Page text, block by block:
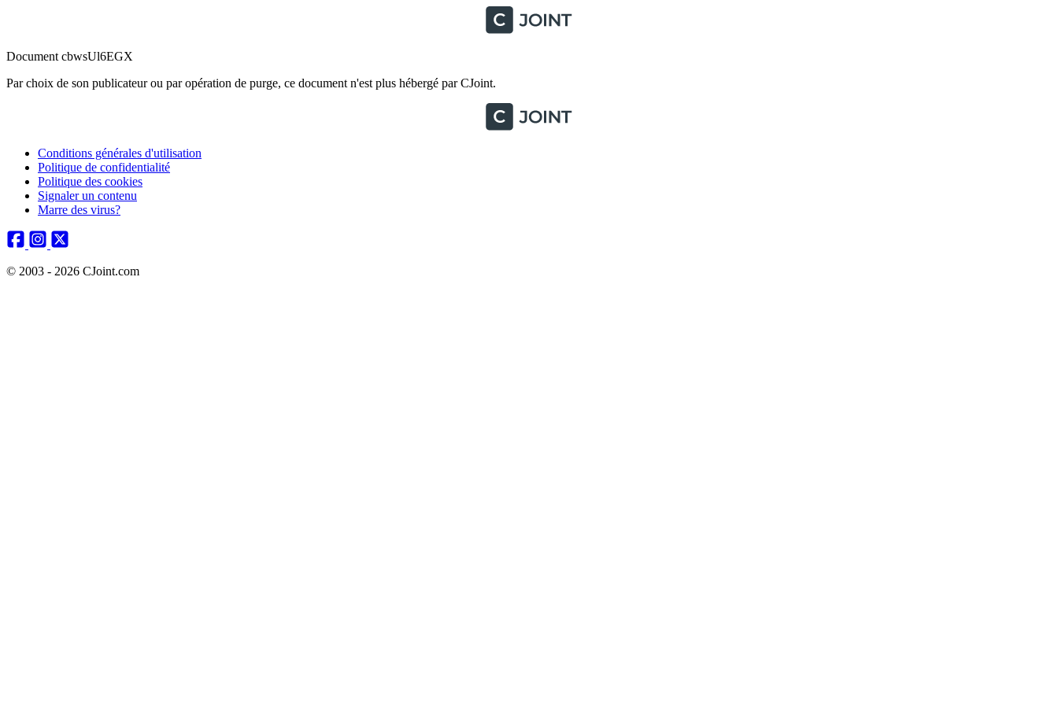
Document cbwsUl6EGX
Par choix de son publicateur ou par opération de purge, ce document n'est plus hébergé par CJoint.
Conditions générales d'utilisation
Politique de confidentialité
Politique des cookies
Signaler un contenu
Marre des virus?
© 2003 - 2026 CJoint.com